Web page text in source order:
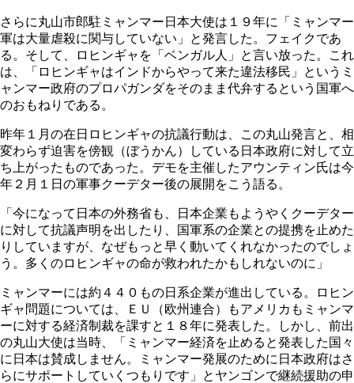
さらに丸山市郎駐ミャンマー日本大使は１９年に「ミャンマー
軍は大量虐殺に関与していない」と発言した。フェイクであ
る。そして、ロヒンギャを「ベンガル人」と言い放った。これ
は、「ロヒンギャはインドからやって来た違法移民」というミ
ャンマー政府のプロパガンダをそのまま代弁するという国軍へ
のおもねりである。
昨年１月の在日ロヒンギャの抗議行動は、この丸山発言と、相
変わらず迫害を傍観（ぼうかん）している日本政府に対して立
ち上がったものであった。デモを主催したアウンティン氏は今
年２月１日の軍事クーデター後の展開をこう語る。
「今になって日本の外務省も、日本企業もようやくクーデター
に対して抗議声明を出したり、国軍系の企業との提携を止めた
りしていますが、なぜもっと早く動いてくれなかったのでしょ
う。多くのロヒンギャの命が救われたかもしれないのに」
ミャンマーには約４４０もの日系企業が進出している。ロヒン
ギャ問題については、ＥＵ（欧州連合）もアメリカもミャンマ
ーに対する経済制裁を課すと１８年に発表した。しかし、前出
の丸山大使は当時、「ミャンマー経済を止めると発表した国々
に日本は賛成しません。ミャンマー発展のために日本政府はさ
らにサポートしていくつもりです」とヤンゴンで継続援助の申